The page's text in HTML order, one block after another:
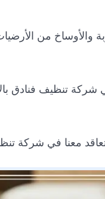
من
شركة تنظيف فنادق
معنا في شركة